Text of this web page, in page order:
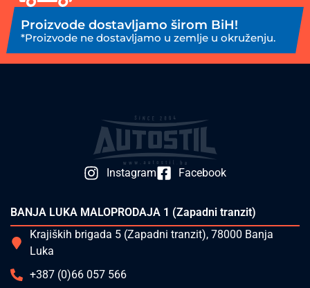
Proizvode dostavljamo širom BiH!
*Proizvode ne dostavljamo u zemlje u okruženju.
Instagram Facebook
BANJA LUKA MALOPRODAJA 1 (Zapadni tranzit)
Krajiških brigada 5 (Zapadni tranzit), 78000 Banja
Luka
+387 (0)66 057 566